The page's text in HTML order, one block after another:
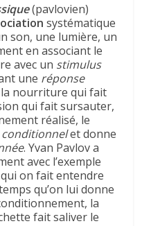
(pavlovien)
systématique
son, une lumière, un
en associant le
avec un stimulus
une réponse
la nourriture qui fait
qui fait sursauter,
réalisé, le
conditionnelet donne
. Yvan Pavlov a
avec l’exemple
on fait entendre
qu’on lui donne
la
fait saliver le